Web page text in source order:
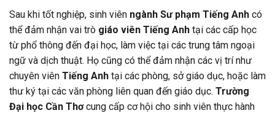
Sau khi tốt nghiệp, sinh viên ngành Sư phạm Tiếng Anh có
thể đảm nhận vai trò giáo viên Tiếng Anh tại các cấp học
từ phổ thông đến đại học, làm việc tại các trung tâm ngoại
ngữ và dịch thuật. Họ cũng có thể đảm nhận các vị trí như
chuyên viên Tiếng Anh tại các phòng, sở giáo dục, hoặc làm
thư ký tại các văn phòng liên quan đến giáo dục. Trường
Đại học Cần Thơcung cấp cơ hội cho sinh viên thực hành